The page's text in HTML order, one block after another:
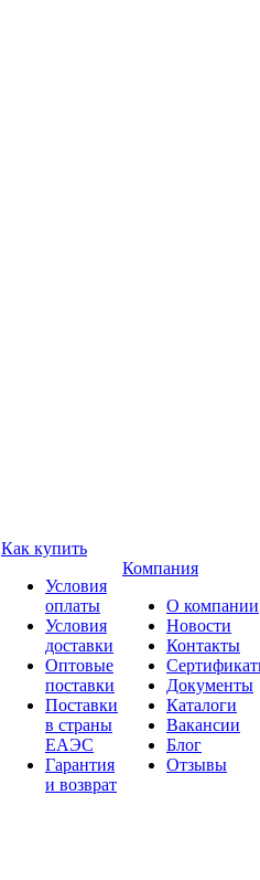
Как купить
Условия
оплаты
Условия
доставки
Оптовые
поставки
Поставки
в страны
ЕАЭС
Гарантия
и возврат
Компания
О компании
Новости
Контакты
Документы
Каталоги
Вакансии
Блог
Отзывы